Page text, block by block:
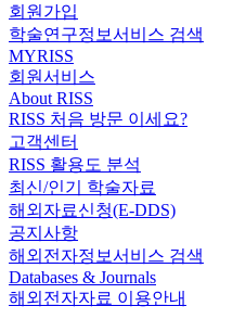
회원가입
학술연구정보서비스 검색
MYRISS
회원서비스
About RISS
RISS 처음 방문 이세요?
고객센터
RISS 활용도 분석
최신/인기 학술자료
해외자료신청(E-DDS)
공지사항
해외전자정보서비스 검색
Databases & Journals
해외전자자료 이용안내